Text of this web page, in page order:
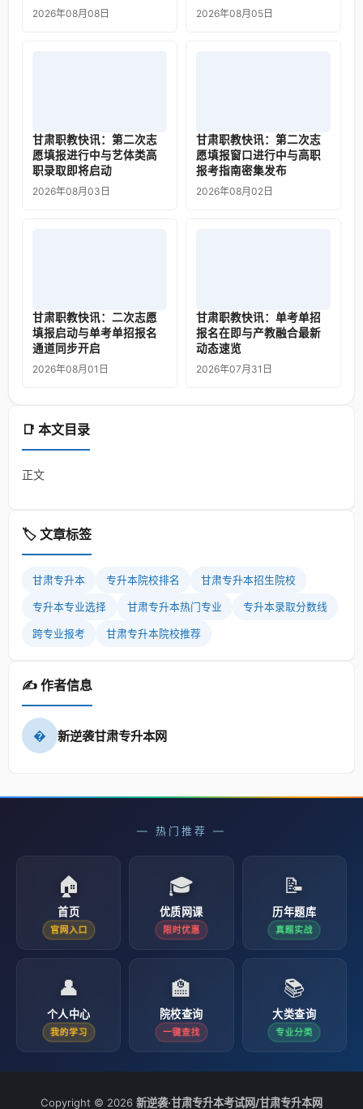
📑 本文目录
正文
🏷️ 文章标签
甘肃专升本 专升本院校排名 甘肃专升本招生院校
专升本专业选择 甘肃专升本热门专业 专升本录取分数线
跨专业报考 甘肃专升本院校推荐
✍️ 作者信息
� 新逆袭甘肃专升本网
2026年08月08日 2026年08月05日
甘肃职教快讯：第二次志
愿填报进行中与艺体类高
职录取即将启动
2026年08月03日
甘肃职教快讯：第二次志
愿填报窗口进行中与高职
报考指南密集发布
2026年08月02日
甘肃职教快讯：二次志愿
填报启动与单考单招报名
通道同步开启
2026年08月01日
甘肃职教快讯：单考单招
报名在即与产教融合最新
动态速览
2026年07月31日
— 热门推荐 —
🏠
首页
官网入口
🎓
优质网课
限时优惠
📝
历年题库
真题实战
👤
个人中心
我的学习
🏫
院校查询
一键查找
📚
大类查询
专业分类
Copyright © 2026 新逆袭·甘肃专升本考试网/甘肃专升本网